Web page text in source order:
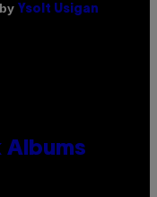
Ysolt Usigan